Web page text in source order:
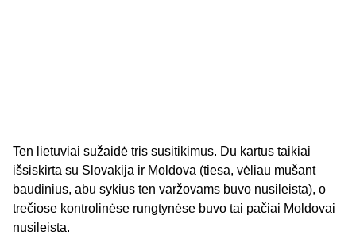
Ten lietuviai sužaidė tris susitikimus. Du kartus taikiai
išsiskirta su Slovakija ir Moldova (tiesa, vėliau mušant
baudinius, abu sykius ten varžovams buvo nusileista), o
trečiose kontrolinėse rungtynėse buvo tai pačiai Moldovai
nusileista.